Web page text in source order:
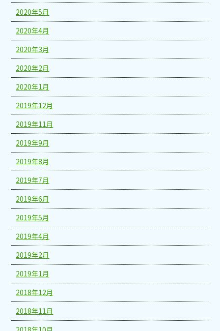
2020年5月
2020年4月
2020年3月
2020年2月
2020年1月
2019年12月
2019年11月
2019年9月
2019年8月
2019年7月
2019年6月
2019年5月
2019年4月
2019年2月
2019年1月
2018年12月
2018年11月